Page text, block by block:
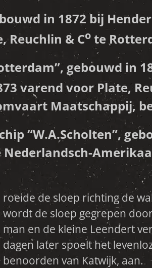
in 1872 bij
Reuchlin & Co te
”, gebouwd in
varend voor Plate,
Maatschappij,
“W.A.Scholten”,
Nederlandsch-
benoorden van Katwijk, aan.